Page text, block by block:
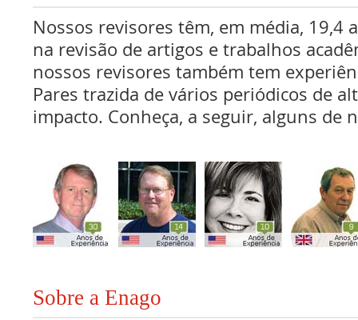
Nossos revisores têm, em média, 19,4
na revisão de artigos e trabalhos
nossos revisores também tem
Pares trazida de vários periódicos de
impacto. Conheça, a seguir, alguns de
Sobre a Enago